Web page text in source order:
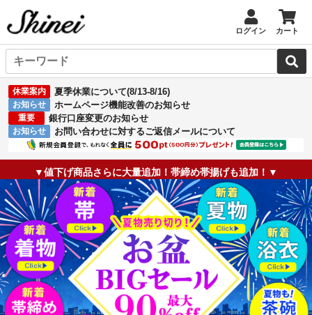
ログイン カート
休業案内 夏季休業について(8/13-8/16)
お知らせ ホームページ機能改善のお知らせ
重要 銀行口座変更のお知らせ
お知らせ お問い合わせに対するご返信メールについて
▼値下げ商品さらに大量追加！帯締め帯揚げも追加！▼